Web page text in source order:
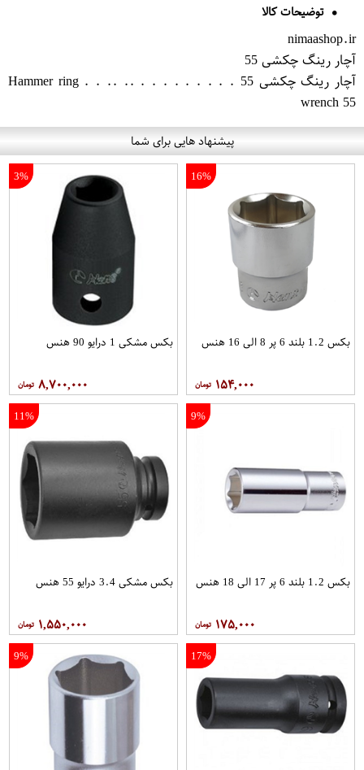
توضیحات کالا
nimaashop.ir
آچار رینگ چکشی 55
آچار رینگ چکشی 55 . . . . . . . . . .. .. . . Hammer ring
wrench 55
پیشنهاد هایی برای شما
16%
بکس 1.2 بلند 6 پر 8 الی 16 هنس
۱۵۴,۰۰۰
3%
بکس مشکی 1 درایو 90 هنس
۸,۷۰۰,۰۰۰
9%
بکس 1.2 بلند 6 پر 17 الی 18 هنس
۱۷۵,۰۰۰
11%
بکس مشکی 3.4 درایو 55 هنس
۱,۵۵۰,۰۰۰
17%
9%